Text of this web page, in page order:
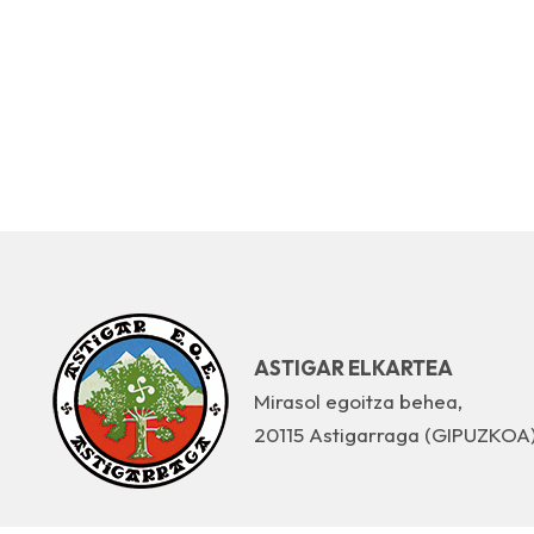
ASTIGAR ELKARTEA
Mirasol egoitza behea,
20115 Astigarraga